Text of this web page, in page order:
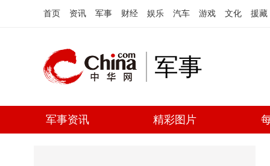
首页 资讯 军事 财经 娱乐 汽车 游戏 文化 援藏
军事
军事资讯 精彩图片